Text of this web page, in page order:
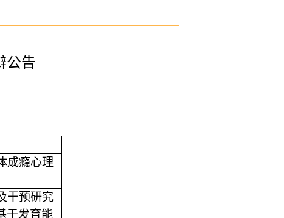
公告
成瘾心理
干预研究
于发育能